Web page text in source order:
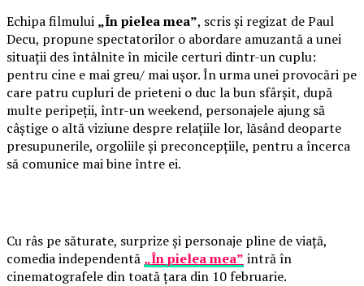
Echipa filmului „În pielea mea”, scris și regizat de Paul
Decu, propune spectatorilor o abordare amuzantă a unei
situații des întâlnite în micile certuri dintr-un cuplu:
pentru cine e mai greu/ mai ușor. În urma unei provocări pe
care patru cupluri de prieteni o duc la bun sfârșit, după
multe peripeții, într-un weekend, personajele ajung să
câștige o altă viziune despre relațiile lor, lăsând deoparte
presupunerile, orgoliile și preconcepțiile, pentru a încerca
să comunice mai bine între ei.
Cu râs pe săturate, surprize și personaje pline de viață,
comedia independentă „În pielea mea” intră în
cinematografele din toată țara din 10 februarie.